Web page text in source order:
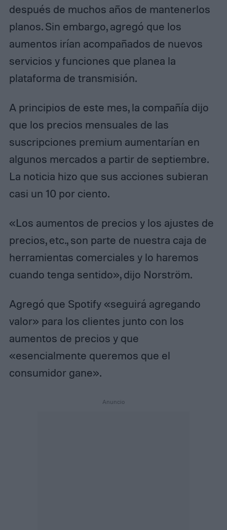
después de muchos años de mantenerlos
planos. Sin embargo, agregó que los
aumentos irían acompañados de nuevos
servicios y funciones que planea la
plataforma de transmisión.
A principios de este mes, la compañía dijo
que los precios mensuales de las
suscripciones premium aumentarían en
algunos mercados a partir de septiembre.
La noticia hizo que sus acciones subieran
casi un 10 por ciento.
«Los aumentos de precios y los ajustes de
precios, etc., son parte de nuestra caja de
herramientas comerciales y lo haremos
cuando tenga sentido», dijo Norström.
Agregó que Spotify «seguirá agregando
valor» para los clientes junto con los
aumentos de precios y que
«esencialmente queremos que el
consumidor gane».